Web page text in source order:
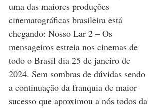
uma das maiores produções
cinematográficas brasileira está
chegando: Nosso Lar 2 – Os
mensageiros estreia nos cinemas de
todo o Brasil dia 25 de janeiro de
2024. Sem sombras de dúvidas sendo
a continuação da franquia de maior
sucesso que aproximou a nós todos da